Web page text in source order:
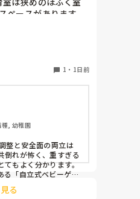
ペースがあります。
着かないので、活動
材で軽いので、ちょ
まり立ちが不安定な
危険です。かと言っ
柔軟に移動すること
ましたが、移動が大
されていますか？
1 ・ 1日前
, 幼稚園
整と安全面の両立は
倒れが怖く、重すぎる
てもよく分かります。
る「自立式ベビーゲー
にくく移動も楽でおす
キャスターをつけたロ
る